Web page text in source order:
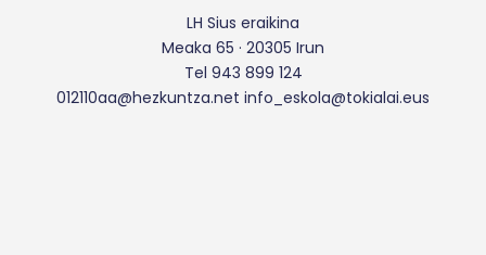
LH Sius eraikina
Meaka 65 · 20305 Irun
Tel 943 899 124
012110aa@hezkuntza.net info_eskola@tokialai.eus